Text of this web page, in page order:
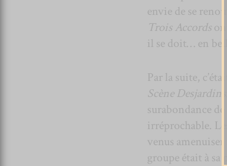
envie de se
Trois Accords
il se doit… en
Par la suite,
Scène Desjardins
surabondance
irréprochable.
venus
groupe était à sa